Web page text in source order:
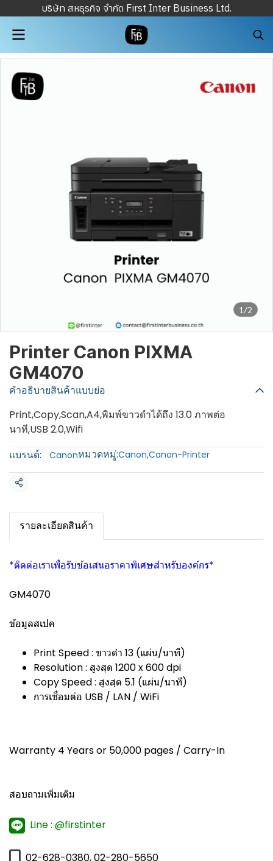
บริษัท สหธุรกิจ จำกัด First Inter Business Ltd.
1/2
Printer Canon PIXMA
GM4070
คำอธิบายสินค้าแบบย่อ
Print,Copy,Scan,A4,พิมพ์ขาวดำได้ถึง 13.0 ภาพต่อ
นาที,USB 2.0,Wifi
แบรนด์:
Canonหมวดหมู่:Canon,Canon-Printer
แชร์
รายละเอียดสินค้า
*ติดต่อเราเพื่อรับข้อเสนอราคาพิเศษสำหรับองค์กร*
GM4070
ข้อมูลสเปค
Print Speed : ขาวดำ 13 (แผ่น/นาที)
Resolution : สูงสุด 1200 x 600 dpi
Copy Speed : สูงสุด 5.1 (แผ่น/นาที)
การเชื่อมต่อ USB / LAN / WiFi
Warranty 4 Years or 50,000 pages / Carry-In
สอบถามเพิ่มเติม
Line : @firstinter
02-628-0380, 02-280-5650